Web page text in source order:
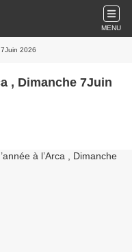
MENU
2026
, Dimanche 7Juin